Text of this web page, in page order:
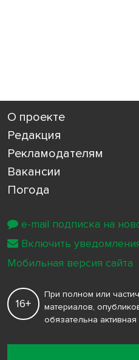
О проекте
Редакция
Рекламодателям
Вакансии
Погода
16+
При полном или
материалов,
обязательна
e-mail подписка на
Включить
Мобильная версия сайта